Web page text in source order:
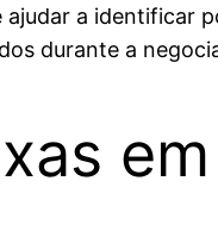
a identificar
durante a